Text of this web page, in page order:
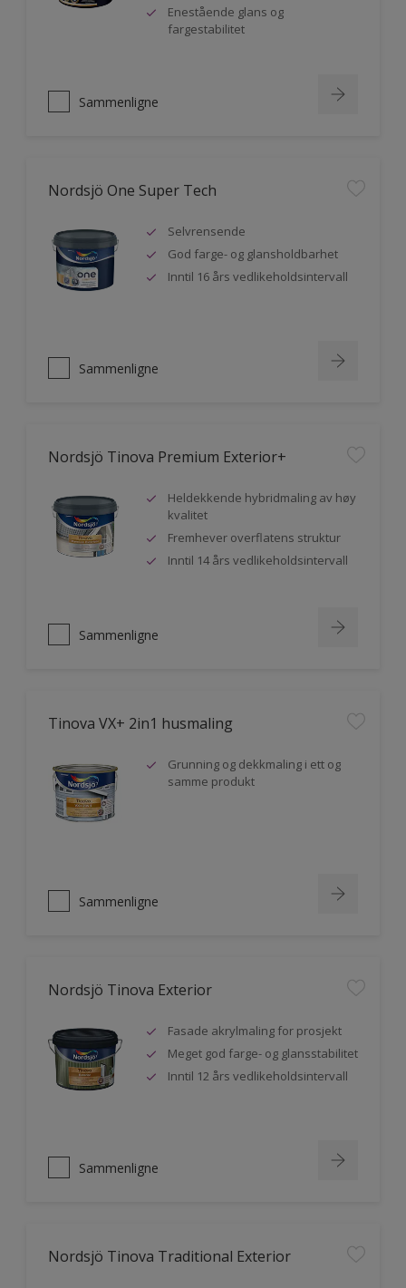
Enestående glans og
fargestabilitet
Sammenligne
Nordsjö One Super Tech
Selvrensende
God farge- og glansholdbarhet
Inntil 16 års vedlikeholdsintervall
Sammenligne
Nordsjö Tinova Premium Exterior+
Heldekkende hybridmaling av høy
kvalitet
Fremhever overflatens struktur
Inntil 14 års vedlikeholdsintervall
Sammenligne
Tinova VX+ 2in1 husmaling
Grunning og dekkmaling i ett og
samme produkt
Sammenligne
Nordsjö Tinova Exterior
Fasade akrylmaling for prosjekt
Meget god farge- og glansstabilitet
Inntil 12 års vedlikeholdsintervall
Sammenligne
Nordsjö Tinova Traditional Exterior